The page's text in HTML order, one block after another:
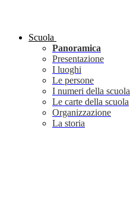
Scuola
Panoramica
Presentazione
I luoghi
Le persone
I numeri della scuola
Le carte della scuola
Organizzazione
La storia